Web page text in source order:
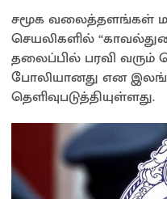
at
sA
p
p
b
o
o
k
er
சமூக வலைத்தளங்கள்
செயலிகளில்
தலைப்பில் பரவி வரும்
போலியானது என
தெளிவுபடுத்தியுள்ளது.